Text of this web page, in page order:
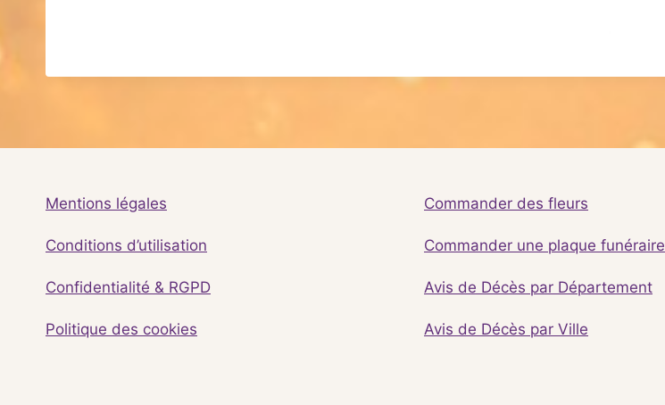
Mentions légales
Conditions d’utilisation
Confidentialité & RGPD
Politique des cookies
Commander des fleurs
Commander une plaque funéraire
Avis de Décès par Département
Avis de Décès par Ville